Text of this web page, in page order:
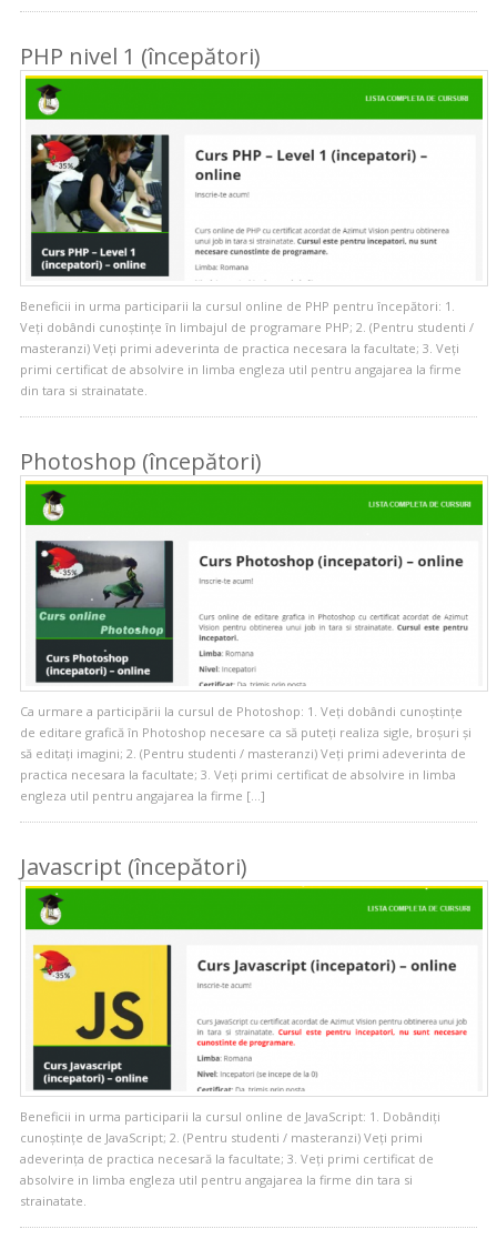
PHP nivel 1 (începători)
Beneficii in urma participarii la cursul online de PHP pentru începători: 1.
Veți dobândi cunoștințe în limbajul de programare PHP; 2. (Pentru studenti /
masteranzi) Veți primi adeverinta de practica necesara la facultate; 3. Veți
primi certificat de absolvire in limba engleza util pentru angajarea la firme
din tara si strainatate.
Photoshop (începători)
Ca urmare a participării la cursul de Photoshop: 1. Veți dobândi cunoștințe
de editare grafică în Photoshop necesare ca să puteți realiza sigle, broșuri și
să editați imagini; 2. (Pentru studenti / masteranzi) Veți primi adeverinta de
practica necesara la facultate; 3. Veți primi certificat de absolvire in limba
engleza util pentru angajarea la firme […]
Javascript (începători)
Beneficii in urma participarii la cursul online de JavaScript: 1. Dobândiți
cunoștințe de JavaScript; 2. (Pentru studenti / masteranzi) Veți primi
adeverința de practica necesară la facultate; 3. Veți primi certificat de
absolvire in limba engleza util pentru angajarea la firme din tara si
strainatate.